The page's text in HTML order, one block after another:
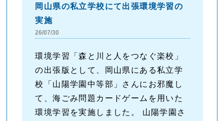
岡山県の私立学校にて出張環境学習の
実施
26/07/30
環境学習「森と川と人をつなぐ楽校」
の出張版として、岡山県にある私立学
校「山陽学園中等部」さんにお邪魔し
て、海ごみ問題カードゲームを用いた
環境学習を実施しました。 山陽学園さ